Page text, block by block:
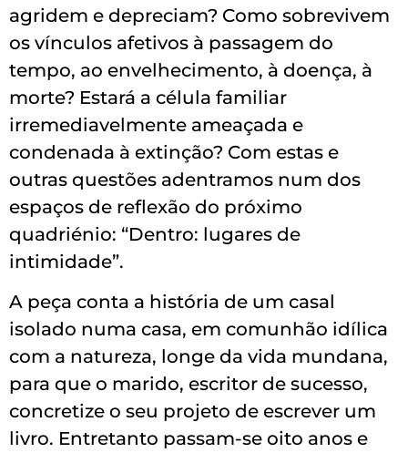
agridem e depreciam? Como sobrevivem
os vínculos afetivos à passagem do
tempo, ao envelhecimento, à doença, à
morte? Estará a célula familiar
irremediavelmente ameaçada e
condenada à extinção? Com estas e
outras questões adentramos num dos
espaços de reflexão do próximo
quadriénio: “Dentro: lugares de
intimidade”.
A peça conta a história de um casal
isolado numa casa, em comunhão idílica
com a natureza, longe da vida mundana,
para que o marido, escritor de sucesso,
concretize o seu projeto de escrever um
livro. Entretanto passam-se oito anos e